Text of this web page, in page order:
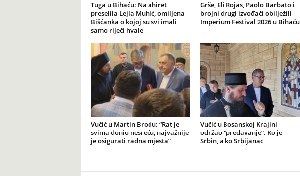
Tuga u Bihaću: Na ahiret
preselila Lejla Muhić, omiljena
Bišćanka o kojoj su svi imali
samo riječi hvale
Grše, Eli Rojas, Paolo Barbato i
brojni drugi izvođači obilježili
Imperium Festival 2026 u Bihaću
Vučić u Martin Brodu: “Rat je
svima donio nesreću, najvažnije
je osigurati radna mjesta”
Vučić u Bosanskoj Krajini
održao “predavanje”: Ko je
Srbin, a ko Srbijanac